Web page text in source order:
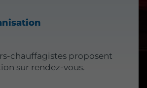
chauffagistes proposent
sur rendez-vous.